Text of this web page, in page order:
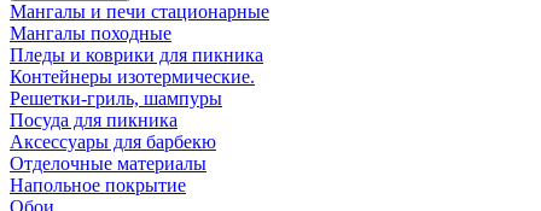
Мангалы и печи стационарные
Мангалы походные
Пледы и коврики для пикника
Контейнеры изотермические.
Решетки-гриль, шампуры
Посуда для пикника
Аксессуары для барбекю
Отделочные материалы
Напольное покрытие
Обои